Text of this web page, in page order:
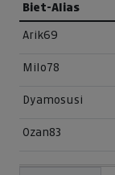
Biet-Alias
Arik69
Milo78
Dyamosusi
Ozan83